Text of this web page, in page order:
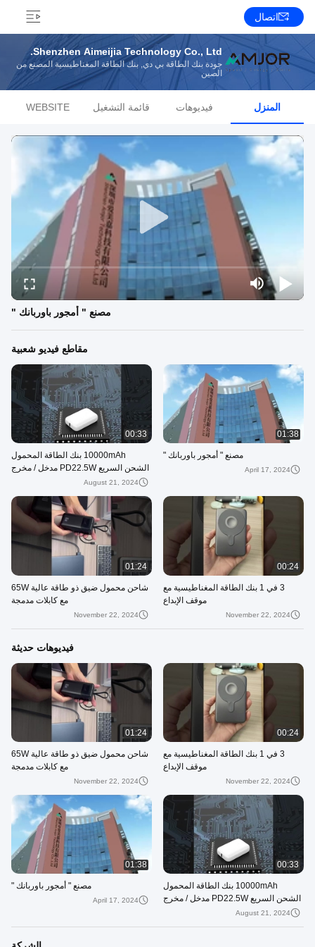
اتصال
Shenzhen Aimeijia Technology Co., Ltd.
جودة بنك الطاقة بي دي, بنك الطاقة المغناطيسية المصنع من
الصين
المنزل فيديوهات قائمة التشغيل WEBSITE
مصنع " أمجور باوربانك "
مقاطع فيديو شعبية
01:38
مصنع " أمجور باوربانك "
April 17, 2024
00:33
10000mAh بنك الطاقة المحمول
الشحن السريع PD22.5W مدخل / مخرج
August 21, 2024
00:24
3 في 1 بنك الطاقة المغناطيسية مع
موقف الإبداع
November 22, 2024
01:24
شاحن محمول ضيق ذو طاقة عالية 65W
مع كابلات مدمجة
November 22, 2024
فيديوهات حديثة
00:24
3 في 1 بنك الطاقة المغناطيسية مع
موقف الإبداع
November 22, 2024
01:24
شاحن محمول ضيق ذو طاقة عالية 65W
مع كابلات مدمجة
November 22, 2024
00:33
10000mAh بنك الطاقة المحمول
الشحن السريع PD22.5W مدخل / مخرج
August 21, 2024
01:38
مصنع " أمجور باوربانك "
April 17, 2024